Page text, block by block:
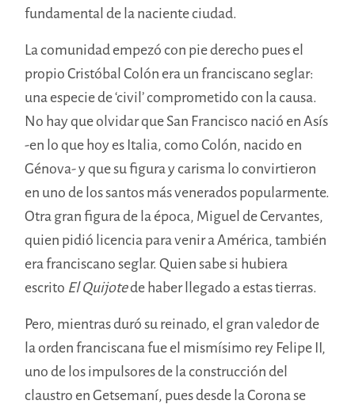
fundamental de la naciente ciudad.
La comunidad empezó con pie derecho pues el
propio Cristóbal Colón era un franciscano seglar:
una especie de ‘civil’ comprometido con la causa.
No hay que olvidar que San Francisco nació en Asís
-en lo que hoy es Italia, como Colón, nacido en
Génova- y que su figura y carisma lo convirtieron
en uno de los santos más venerados popularmente.
Otra gran figura de la época, Miguel de Cervantes,
quien pidió licencia para venir a América, también
era franciscano seglar. Quien sabe si hubiera
escrito El Quijotede haber llegado a estas tierras.
Pero, mientras duró su reinado, el gran valedor de
la orden franciscana fue el mismísimo rey Felipe II,
uno de los impulsores de la construcción del
claustro en Getsemaní, pues desde la Corona se